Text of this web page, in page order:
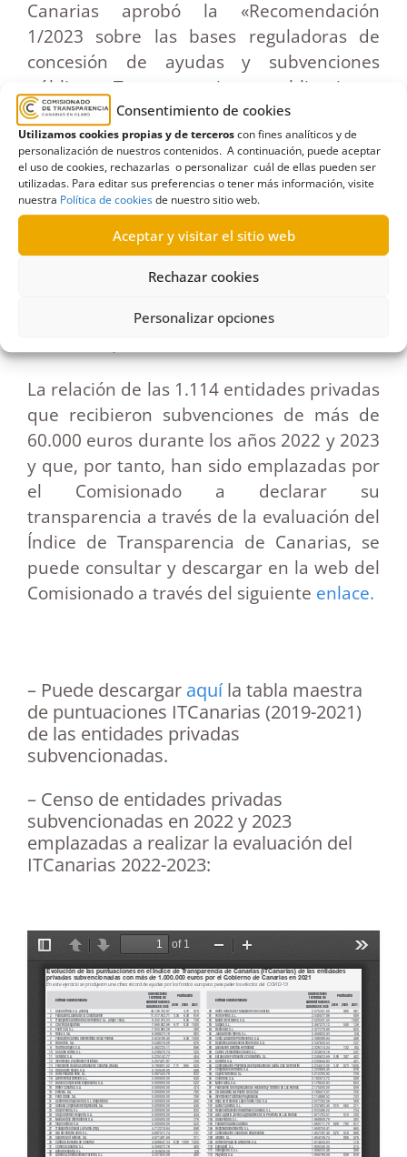
Consentimiento de cookies
Utilizamos cookies propias y de terceroscon fines analíticos y de
personalización de nuestros contenidos. A continuación, puede aceptar
el uso de cookies, rechazarlas o personalizar cuál de ellas pueden ser
utilizadas. Para editar sus preferencias o tener más información, visite
nuestra Política de cookiesde nuestro sitio web.
Aceptar y visitar el sitio web
Rechazar cookies
Personalizar opciones
Canarias aprobó la «Recomendación
1/2023 sobre las bases reguladoras de
concesión de ayudas y subvenciones
públicas: Transparencia en obligaciones
informativas de las entidades
subvencionadas», publicada en elBoletín
Oficial del Parlamento 138/2023, de
17/3/2023, instando a todas las
administraciones canarias a mejorar la
información en sus convocatorias de
ayudas y subvenciones; de forma que los
precisión sus obligaciones transparencia
La relación de las 1.114 entidades privadas
que recibieron subvenciones de más de
60.000 euros durante los años 2022 y 2023
y que, por tanto, han sido emplazadas por
el Comisionado a declarar su
transparencia a través de la evaluación del
Índice de Transparencia de Canarias, se
puede consultar y descargar en la web del
Comisionado a través del siguiente enlace.
– Puede descargar aquíla tabla maestra
de puntuaciones ITCanarias (2019-2021)
de las entidades privadas
subvencionadas.
– Censo de entidades privadas
subvencionadas en 2022 y 2023
emplazadas a realizar la evaluación del
ITCanarias 2022-2023: